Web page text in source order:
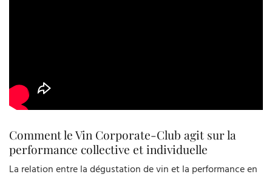
Comment le Vin Corporate-Club agit sur la
performance collective et individuelle
La relation entre la dégustation de vin et la performance en